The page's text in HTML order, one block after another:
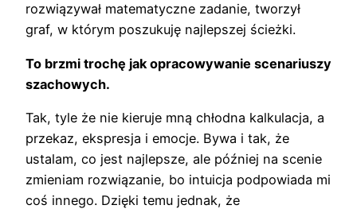
rozwiązywał matematyczne zadanie, tworzył
graf, w którym poszukuję najlepszej ścieżki.
To brzmi trochę jak opracowywanie scenariuszy
szachowych.
Tak, tyle że nie kieruje mną chłodna kalkulacja, a
przekaz, ekspresja i emocje. Bywa i tak, że
ustalam, co jest najlepsze, ale później na scenie
zmieniam rozwiązanie, bo intuicja podpowiada mi
coś innego. Dzięki temu jednak, że